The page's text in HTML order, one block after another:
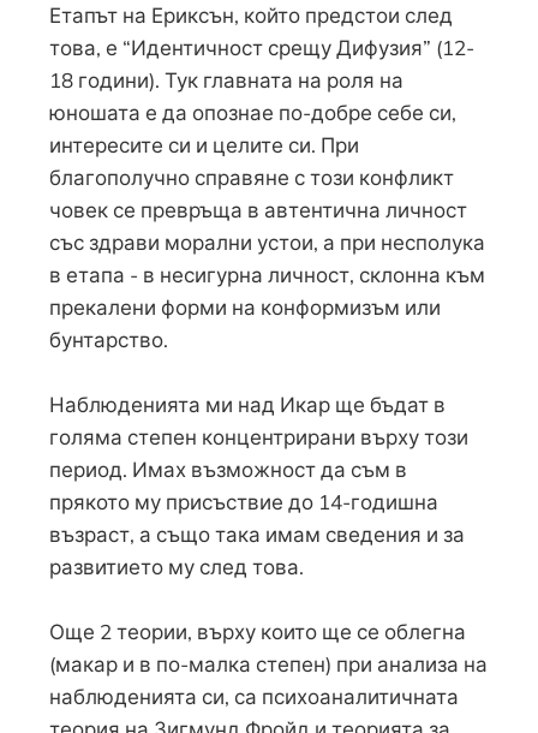
Етапът на Ериксън, който предстои след
това, е “Идентичност срещу Дифузия” (12-
18 години). Тук главната на роля на
юношата е да опознае по-добре себе си,
интересите си и целите си. При
благополучно справяне с този конфликт
човек се превръща в автентична личност
със здрави морални устои, а при несполука
в етапа - в несигурна личност, склонна към
прекалени форми на конформизъм или
бунтарство.
Наблюденията ми над Икар ще бъдат в
голяма степен концентрирани върху този
период. Имах възможност да съм в
прякото му присъствие до 14-годишна
възраст, а също така имам сведения и за
развитието му след това.
Още 2 теории, върху които ще се облегна
(макар и в по-малка степен) при анализа на
наблюденията си, са психоаналитичната